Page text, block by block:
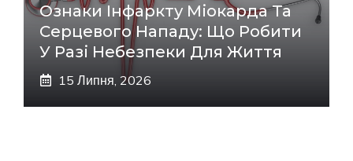
Ознаки Інфаркту Міокарда Та
Серцевого Нападу: Що Робити
У Разі Небезпеки Для Життя
15 Липня, 2026